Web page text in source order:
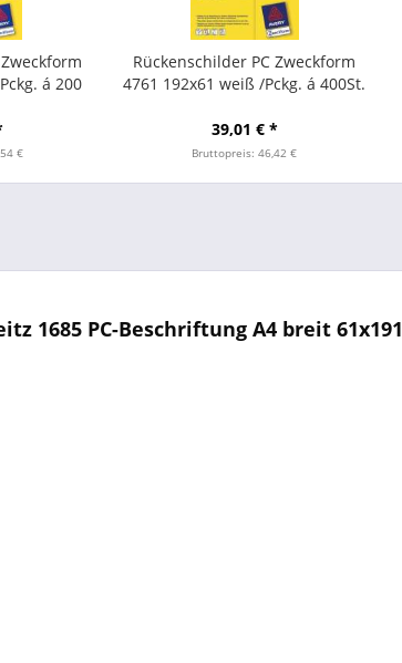
á 200
€
Rückenschilder PC Zweckform
4761 192x61 weiß /Pckg. á 400St.
39,01 € *
Bruttopreis: 46,42 €
1685 PC-Beschriftung A4 breit